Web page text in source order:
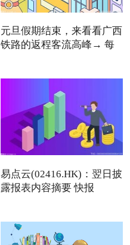
元旦假期结束，来看看广西
铁路的返程客流高峰→ 每
易点云(02416.HK)：翌日披
露报表内容摘要 快报